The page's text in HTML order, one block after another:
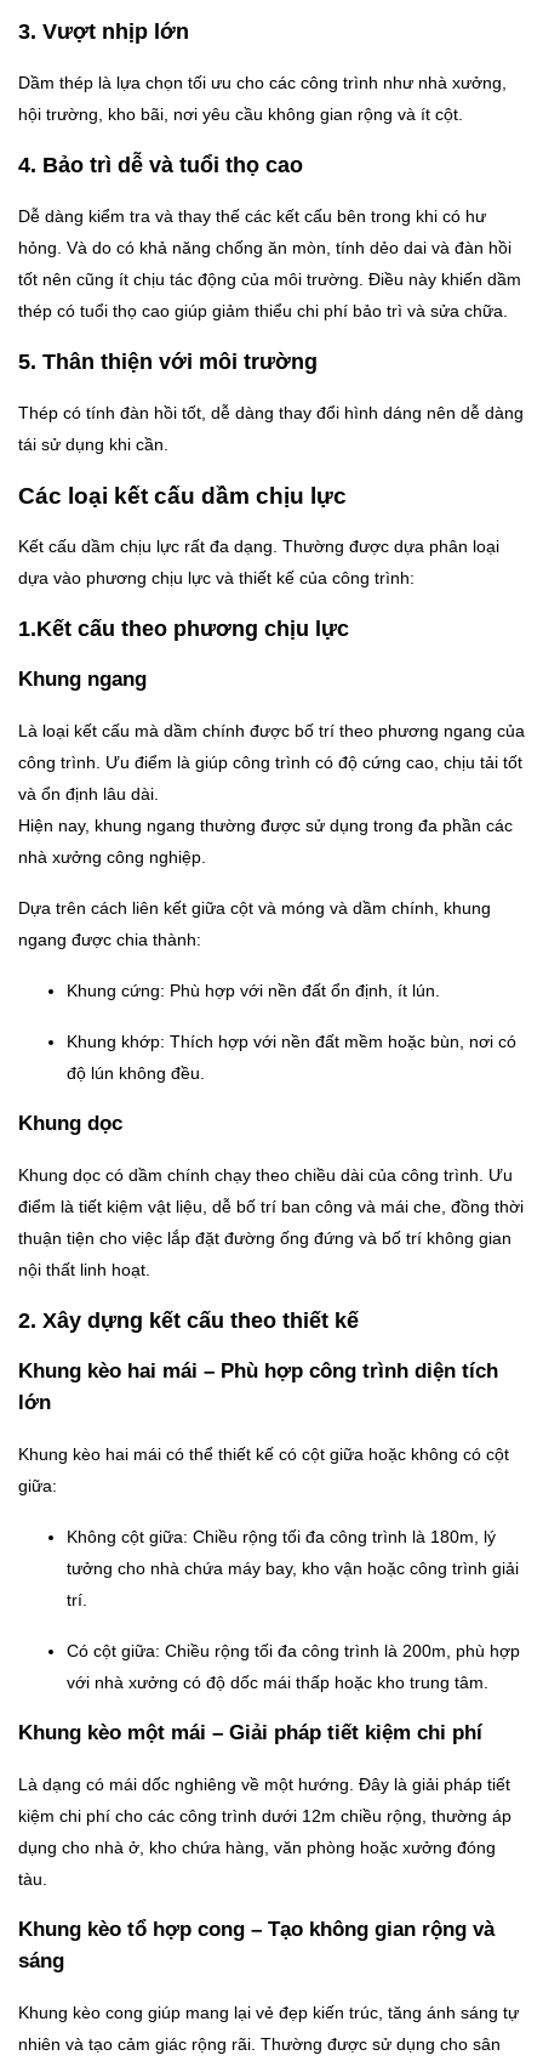
3. Vượt nhịp lớn
Dầm thép là lựa chọn tối ưu cho các công trình như nhà xưởng,
hội trường, kho bãi, nơi yêu cầu không gian rộng và ít cột.
4. Bảo trì dễ và tuổi thọ cao
Dễ dàng kiểm tra và thay thế các kết cấu bên trong khi có hư
hỏng. Và do có khả năng chống ăn mòn, tính dẻo dai và đàn hồi
tốt nên cũng ít chịu tác động của môi trường. Điều này khiến dầm
thép có tuổi thọ cao giúp giảm thiểu chi phí bảo trì và sửa chữa.
5. Thân thiện với môi trường
Thép có tính đàn hồi tốt, dễ dàng thay đổi hình dáng nên dễ dàng
tái sử dụng khi cần.
Các loại kết cấu dầm chịu lực
Kết cấu dầm chịu lực rất đa dạng. Thường được dựa phân loại
dựa vào phương chịu lực và thiết kế của công trình:
1.Kết cấu theo phương chịu lực
Khung ngang
Là loại kết cấu mà dầm chính được bố trí theo phương ngang của
công trình. Ưu điểm là giúp công trình có độ cứng cao, chịu tải tốt
và ổn định lâu dài.
Hiện nay, khung ngang thường được sử dụng trong đa phần các
nhà xưởng công nghiệp.
Dựa trên cách liên kết giữa cột và móng và dầm chính, khung
ngang được chia thành:
Khung cứng: Phù hợp với nền đất ổn định, ít lún.
Khung khớp: Thích hợp với nền đất mềm hoặc bùn, nơi có
độ lún không đều.
Khung dọc
Khung dọc có dầm chính chạy theo chiều dài của công trình. Ưu
điểm là tiết kiệm vật liệu, dễ bố trí ban công và mái che, đồng thời
thuận tiện cho việc lắp đặt đường ống đứng và bố trí không gian
nội thất linh hoạt.
2. Xây dựng kết cấu theo thiết kế
Khung kèo hai mái – Phù hợp công trình diện tích
lớn
Khung kèo hai mái có thể thiết kế có cột giữa hoặc không có cột
giữa:
Không cột giữa: Chiều rộng tối đa công trình là 180m, lý
tưởng cho nhà chứa máy bay, kho vận hoặc công trình giải
trí.
Có cột giữa: Chiều rộng tối đa công trình là 200m, phù hợp
với nhà xưởng có độ dốc mái thấp hoặc kho trung tâm.
Khung kèo một mái – Giải pháp tiết kiệm chi phí
Là dạng có mái dốc nghiêng về một hướng. Đây là giải pháp tiết
kiệm chi phí cho các công trình dưới 12m chiều rộng, thường áp
dụng cho nhà ở, kho chứa hàng, văn phòng hoặc xưởng đóng
tàu.
Khung kèo tổ hợp cong – Tạo không gian rộng và
sáng
Khung kèo cong giúp mang lại vẻ đẹp kiến trúc, tăng ánh sáng tự
nhiên và tạo cảm giác rộng rãi. Thường được sử dụng cho sân